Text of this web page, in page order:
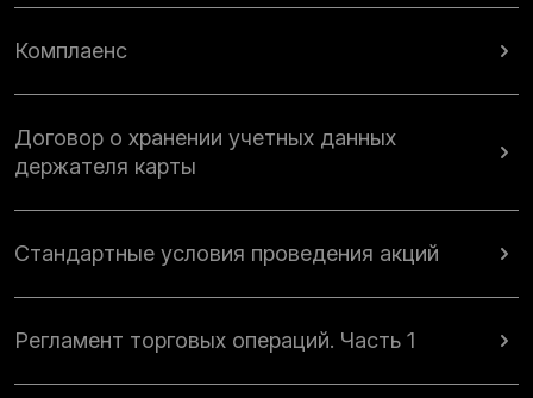
Комплаенс
Договор о хранении учетных данных
держателя карты
Стандартные условия проведения акций
Регламент торговых операций. Часть 1